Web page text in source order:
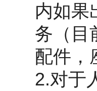
内如果
务（目
配件，
2.对于